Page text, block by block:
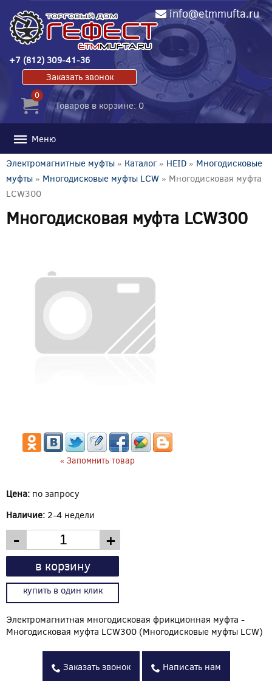
info@etmmufta.ru
+7 (812) 309-41-36
Заказать звонок
0
Товаров в корзине: 0
Меню
Электромагнитные муфты » Каталог» HEID » Многодисковые
муфты » Многодисковые муфты LCW » Многодисковая муфта
LCW300
Многодисковая муфта LCW300
« Запомнить товар
Цена: по запросу
Наличие: 2-4 недели
- +
в корзину
купить в один клик
Электромагнитная многодисковая фрикционная муфта -
Многодисковая муфта LCW300 (Многодисковые муфты LCW)
Заказать звонок Написать нам